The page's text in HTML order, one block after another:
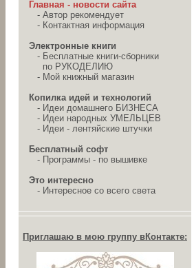
Главная - новости сайта
- Автор рекомендует
- Контактная информация
Электронные книги
- Бесплатные книги-сборники
по РУКОДЕЛИЮ
- Мой книжный магазин
Копилка идей и технологий
- Идеи домашнего БИЗНЕСА
- Идеи народных УМЕЛЬЦЕВ
- Идеи - лентяйские штучки
Бесплатный софт
- Программы - по вышивке
Это интересно
- Интересное со всего света
Приглашаю в мою группу вКонтакте: